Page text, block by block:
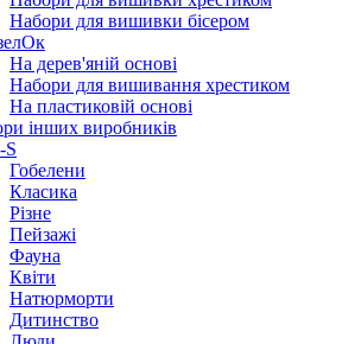
Набори для вишивки бісером
На дерев'яній основі
Набори для вишивання хрестиком
На пластиковій основі
інших виробників
S
Гобелени
Класика
Різне
Пейзажі
Фауна
Квіти
Натюрморти
Дитинство